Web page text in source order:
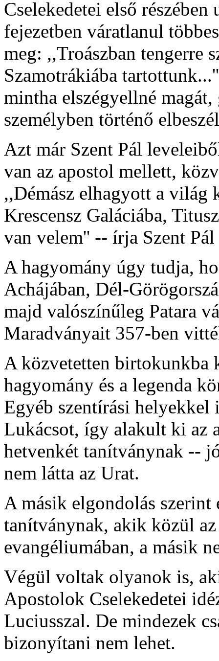
Cselekedetei első
fejezetben váratlanul
meg: ,,Troászban tengerre
Szamotrákiába
mintha elszégyellné
személyben történő
Azt már Szent Pál
van az apostol mellett,
,,Démász elhagyott a világ
Krescensz Galáciába,
van velem'' -- írja Szent
A hagyomány úgy tudja,
Achájában, Dél-
majd valószínűleg Patara
Maradványait 357-ben
A közvetetten birtokunkba
hagyomány és a legenda
Egyéb szentírási helyekkel
Lukácsot, így alakult ki az
hetvenkét tanítványnak --
nem látta az Urat.
A másik elgondolás szerint
tanítványnak, akik közül
evangéliumában, a másik
Végül voltak olyanok is,
Apostolok Cselekedetei
Luciusszal. De mindezek
bizonyítani nem lehet.